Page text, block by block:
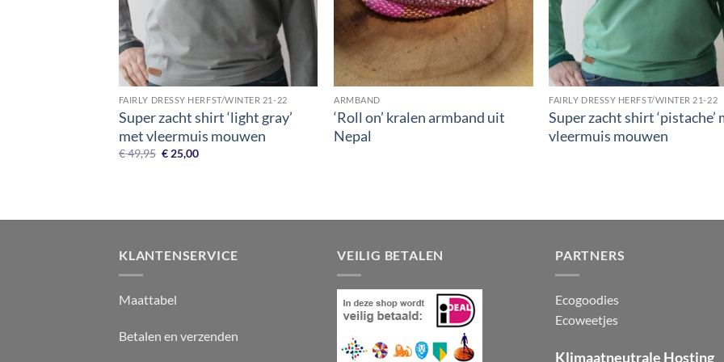
+
FAIRLY DRESSY HERFST/WINTER 21-22
Super zacht shirt ‘light gray’
met vleermuis mouwen
€49,95 Oorspronkelijke
prijs
€ 25,00Huidige
ARMBAND
‘Roll on’ kralen armband uit
Nepal
+
FAIRLY DRESSY HERFST/WINTER 21-22
Super zacht shirt ‘pistache’
vleermuis mouwen
KLANTENSERVICE
Maattabel
Betalen en verzenden
VEILIG BETALEN PARTNERS
Ecogoodies
Ecoweetjes
Klimaatneutrale Hosting